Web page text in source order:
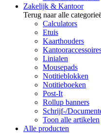
Zakelijk & Kantoor
Terug naar alle
Calculators
Etuis
Kaarthouders
Linialen
Mousepads
Notitieblokken
Notitieboeken
Post-It
Rollup banners
Schrijf-/
Toon alle artikelen
Alle producten